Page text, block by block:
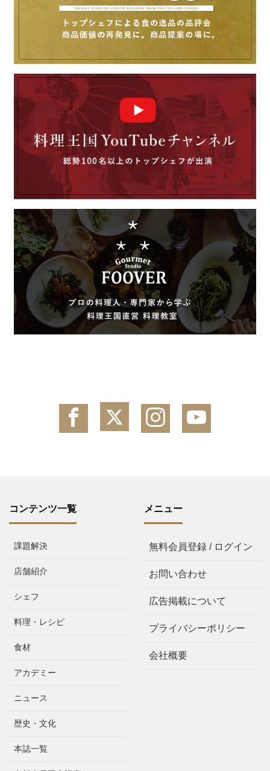
コンテンツ一覧
課題解決
店舗紹介
シェフ
料理・レシピ
食材
アカデミー
ニュース
歴史・文化
本誌一覧
メニュー
無料会員登録 / ログイン
お問い合わせ
広告掲載について
プライバシーポリシー
会社概要